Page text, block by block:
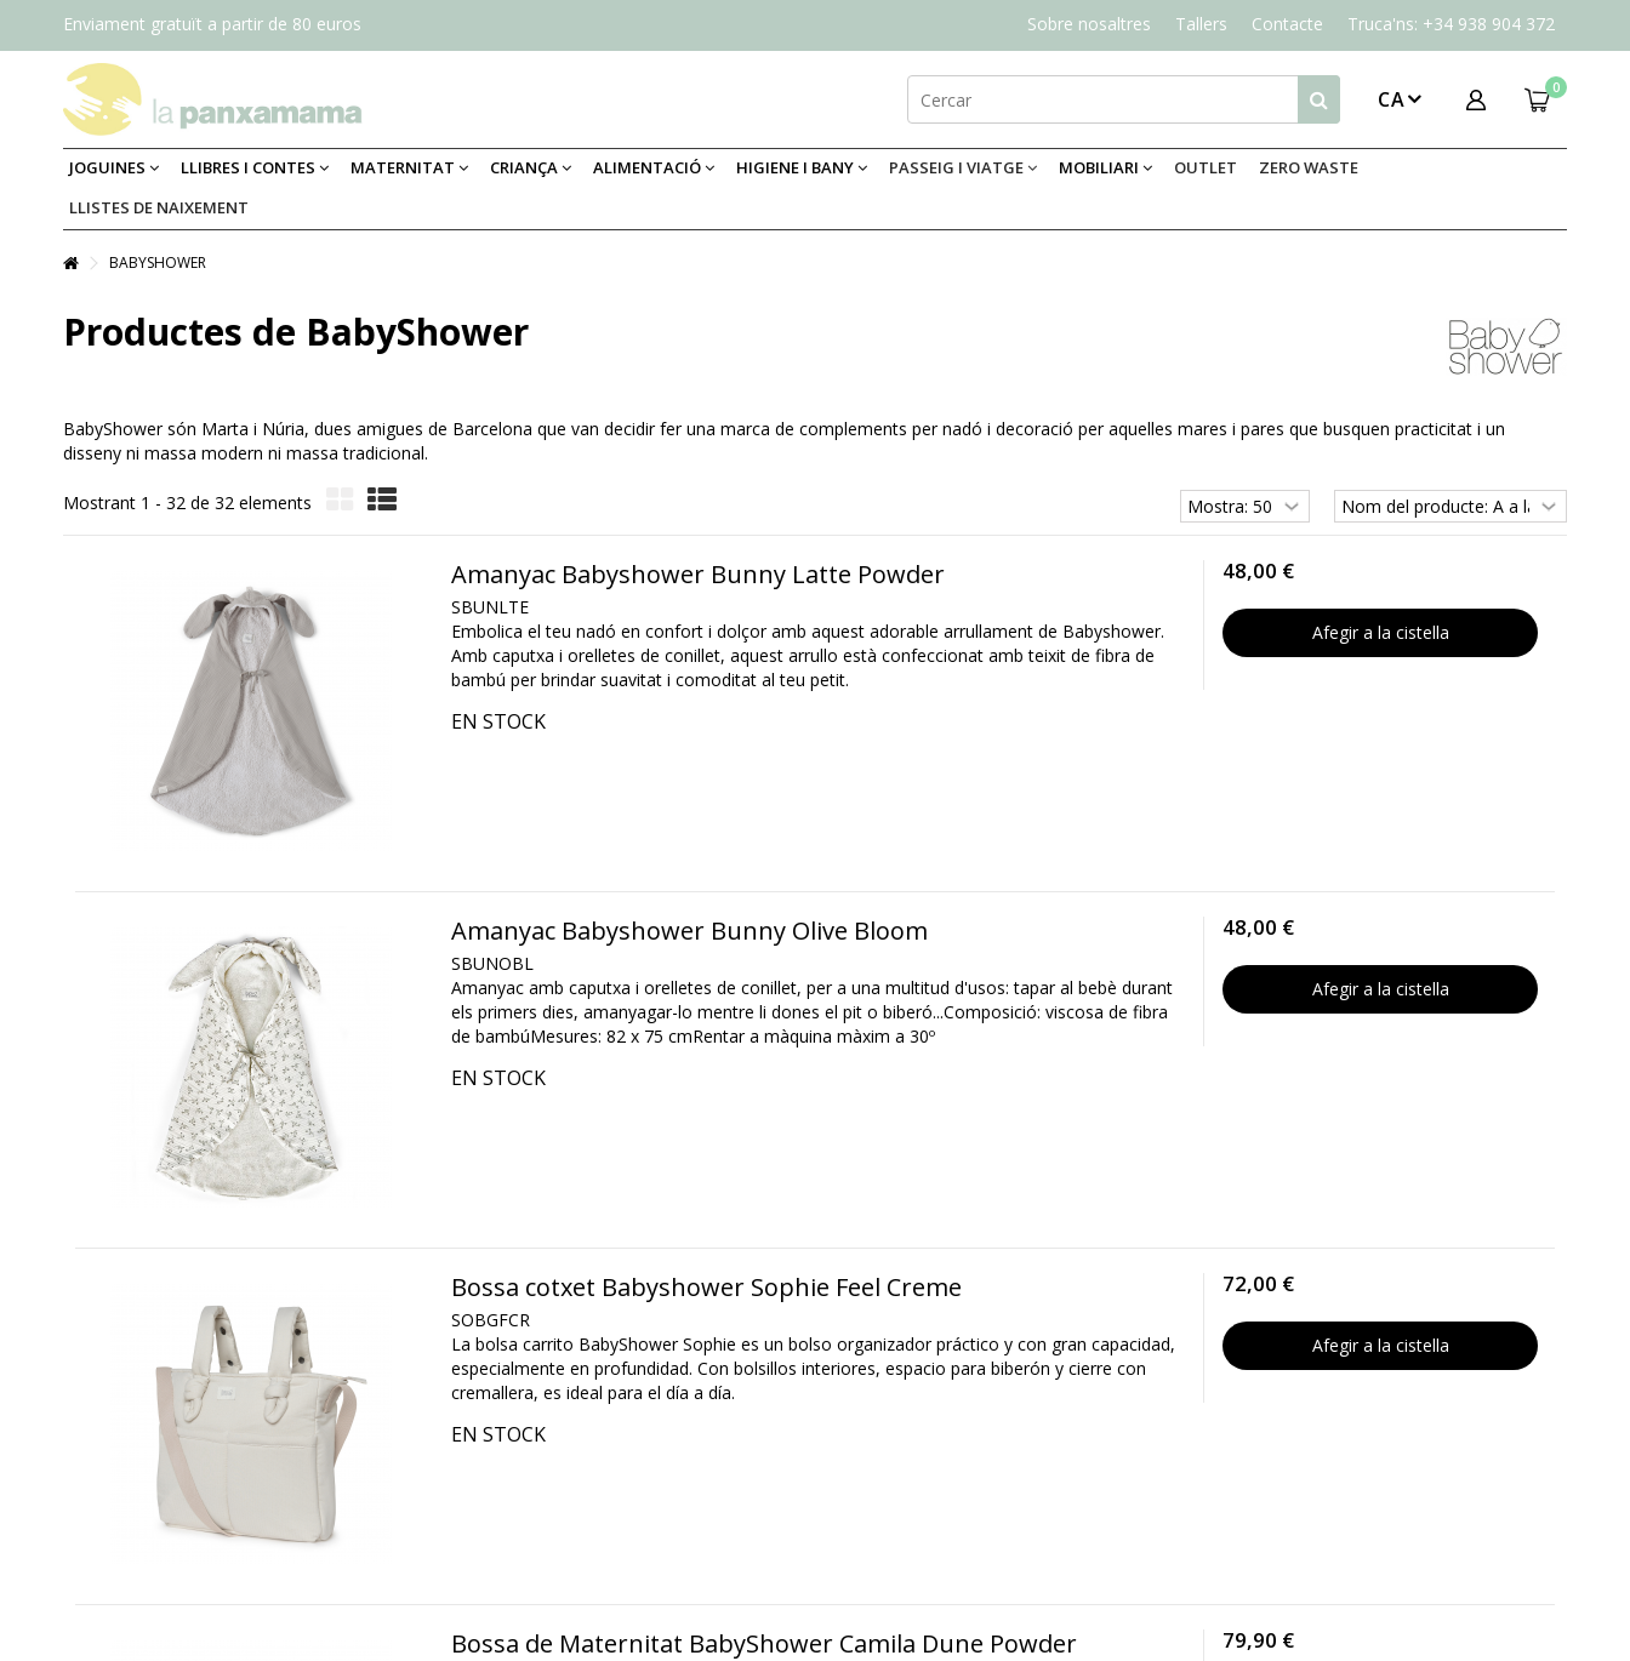
Sobre nosaltres Tallers Contacte Truca'ns: +34 938 904 372
Enviament gratuït a partir de 80 euros
0
CA
JOGUINES LLIBRES I CONTES MATERNITAT CRIANÇA ALIMENTACIÓ HIGIENE I BANY PASSEIG I VIATGE MOBILIARI OUTLET
ZERO WASTE
LLISTES DE NAIXEMENT
BABYSHOWER
Productes de BabyShower
BabyShowersón Marta i Núria, dues amigues de Barcelona que van decidir fer una marca de complements per nadó i decoració per aquelles mares i pares que busquen practicitat i un
disseny ni massa modern ni massa tradicional.
Mostrant 1 - 32 de 32 elements
Amanyac Babyshower Bunny Latte Powder
SBUNLTE
Embolica el teu nadó en confort i dolçor amb aquest adorable arrullament de Babyshower.
Amb caputxa i orelletes de conillet, aquest arrullo està confeccionat amb teixit de fibra de
bambú per brindar suavitat i comoditat al teu petit.
EN STOCK
48,00 €
Afegir a la cistella
Amanyac Babyshower Bunny Olive Bloom
SBUNOBL
Amanyac amb caputxa i orelletes de conillet, per a una multitud d'usos: tapar al bebè durant
els primers dies, amanyagar-lo mentre li dones el pit o biberó...Composició: viscosa de fibra
de bambúMesures: 82 x 75 cmRentar a màquina màxim a 30º
EN STOCK
48,00 €
Afegir a la cistella
Bossa cotxet Babyshower Sophie Feel Creme
SOBGFCR
La bolsa carrito BabyShower Sophie es un bolso organizador práctico y con gran capacidad,
especialmente en profundidad. Con bolsillos interiores, espacio para biberón y cierre con
cremallera, es ideal para el día a día.
EN STOCK
72,00 €
Afegir a la cistella
Bossa de Maternitat BabyShower Camila Dune Powder 79,90 €